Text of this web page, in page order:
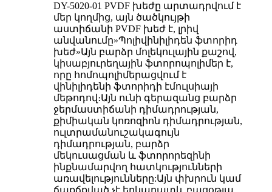
DY-5020-01 PVDF խեժը արտադրվում է
մեր կողմից, այն ծածկույթի
աստիճանի PVDF խեժ է, լրիվ
անվանումը»Պոլիվինիլիդեն ֆտորիդ
խեժ»Այն բարձր մոլեկուլային քաշով,
կիսաբյուրեղային ֆտորոպոլիմեր է,
որը հոմոպոլիմերացվում է
վինիլիդենի ֆտորիդի էմուլսիայի
մեթոդով։Այն ունի գերազանց բարձր
ջերմաստիճանի դիմադրության,
քիմիական կոռոզիոն դիմադրության,
ուլտրամանուշակագույն
դիմադրության, բարձր
մեկուսացման և ֆտորորեզինի
ինքնամարվող հատկությունների
առավելությունները:Այն փխրուն կամ